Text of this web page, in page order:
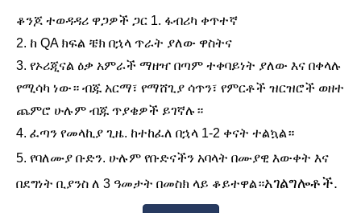
ቆንጆ ተወዳዳሪ ዋጋዎች ጋር 1. ፋብሪካ ቀጥተኛ
2. ከ QA ክፍል ቼክ በኋላ ጥራት ያለው ዋስትና
3. የኦሪጂናል ዕቃ አምራች ማዘዣ በጣም ተቀባይነት ያለው እና በቀላሉ
የሚሳካ ነው። ብጁ አርማ፣ የማሸጊያ ሳጥን፣ የምርቶች ዝርዝሮች ወዘተ
ጨምሮ ሁሉም ብጁ ጥያቄዎች ይገኛሉ።
4. ፈጣን የመላኪያ ጊዜ. ከተከፈለ በኋላ 1-2 ቀናት ተልኳል።
5. የባለሙያ ቡድን. ሁሉም የቡድናችን አባላት በሙያዊ እውቀት እና
በደግነት ቢያንስ ለ 3 ዓመታት በመስክ ላይ ቆይተዋል።አገልግሎቶች.